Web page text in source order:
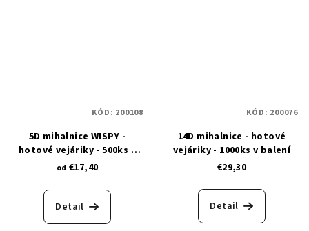
5D mihalnice WISPY -
hotové vejáriky - 500ks v
balení
od €17,40
Detail
KÓD: 200108
14D mihalnice - hotové
vejáriky - 1000ks v balení
€29,30
Detail
KÓD: 200076